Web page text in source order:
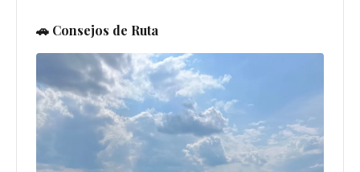
🚗 Consejos de Ruta